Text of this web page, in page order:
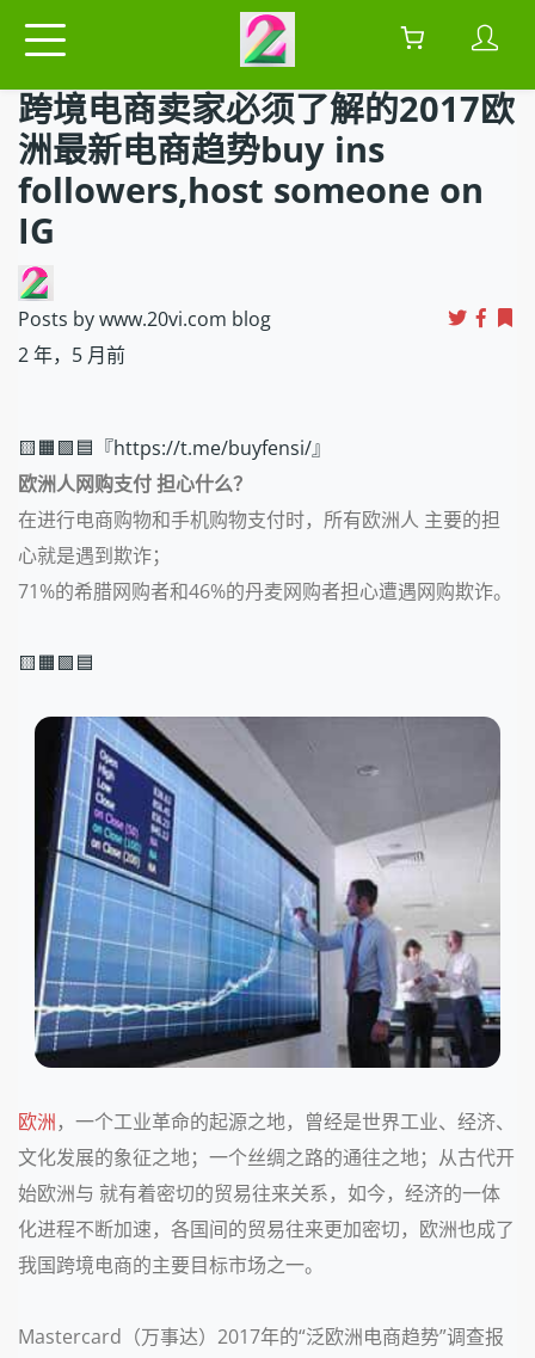
跨境电商卖家必须了解的2017欧
洲最新电商趋势buy ins
followers,host someone on
IG
Posts by www.20vi.com blog
2 年，5 月前
🟨🟧🟩🟦『https://t.me/buyfensi/』
欧洲人网购支付 担心什么？
在进行电商购物和手机购物支付时，所有欧洲人 主要的担
心就是遇到欺诈；
71%的希腊网购者和46%的丹麦网购者担心遭遇网购欺诈。
🟨🟧🟩🟦
欧洲，一个工业革命的起源之地，曾经是世界工业、经济、
文化发展的象征之地；一个丝绸之路的通往之地；从古代开
始欧洲与 就有着密切的贸易往来关系，如今，经济的一体
化进程不断加速，各国间的贸易往来更加密切，欧洲也成了
我国跨境电商的主要目标市场之一。
Mastercard（万事达）2017年的“泛欧洲电商趋势”调查报